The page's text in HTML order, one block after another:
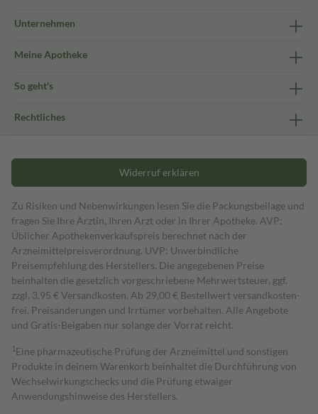
Unternehmen
Meine Apotheke
So geht's
Rechtliches
Widerruf erklären
Zu Risiken und Nebenwirkungen lesen Sie die Packungsbeilage und
fragen Sie Ihre Ärztin, Ihren Arzt oder in Ihrer Apotheke. AVP:
Üblicher Apothekenverkaufspreis berechnet nach der
Arzneimittelpreisverordnung. UVP: Unverbindliche
Preisempfehlung des Herstellers. Die angegebenen Preise
beinhalten die gesetzlich vorgeschriebene Mehrwertsteuer, ggf.
zzgl. 3,95 € Versandkosten. Ab 29,00 € Bestell­wert versand­kosten­
frei. Preisänderungen und Irrtümer vorbehalten. Alle Angebote
und Gratis-Beigaben nur solange der Vorrat reicht.
1 Eine pharmazeutische Prüfung der Arzneimittel und sonstigen
Produkte in deinem Warenkorb beinhaltet die Durchführung von
Wechselwirkungschecks und die Prüfung etwaiger
Anwendungshinweise des Herstellers.